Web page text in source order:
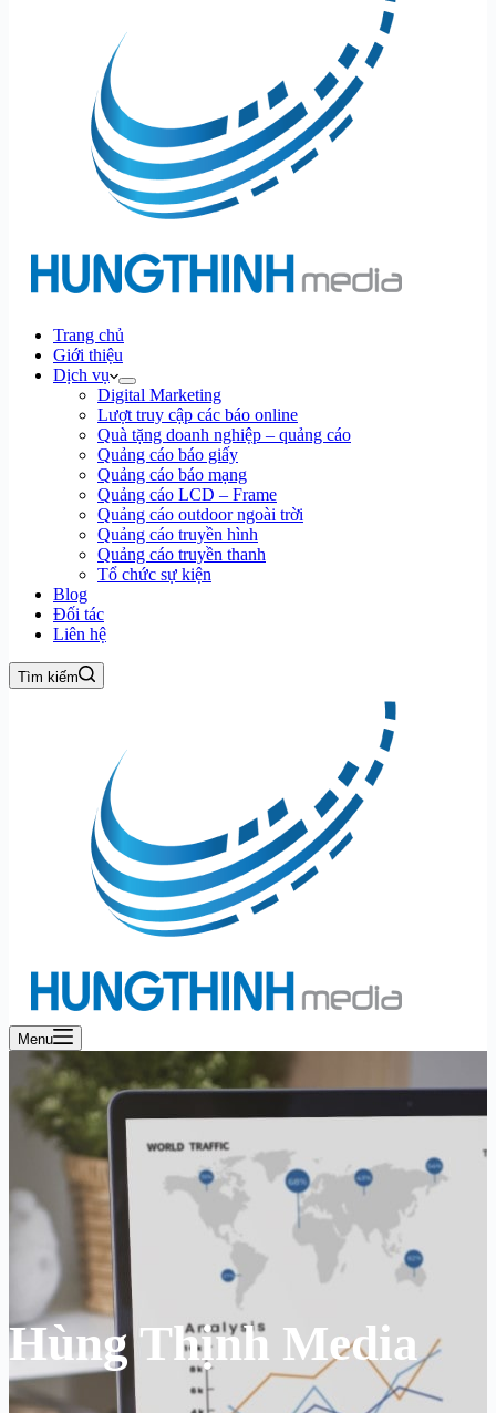
Trang chủ
Giới thiệu
Dịch vụ
Digital Marketing
Lượt truy cập các báo online
Quà tặng doanh nghiệp – quảng cáo
Quảng cáo báo giấy
Quảng cáo báo mạng
Quảng cáo LCD – Frame
Quảng cáo outdoor ngoài trời
Quảng cáo truyền hình
Quảng cáo truyền thanh
Tổ chức sự kiện
Blog
Đối tác
Liên hệ
Tìm kiếm
Menu
Hùng Thịnh Media